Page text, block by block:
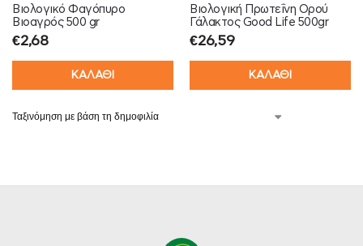
Βιολογικό Φαγόπυρο
Βιοαγρός 500 gr
€2,68
ΚΑΛΑΘΙ
Βιολογική Πρωτεΐνη Ορού
Γάλακτος Good Life 500gr
€26,59
ΚΑΛΑΘΙ